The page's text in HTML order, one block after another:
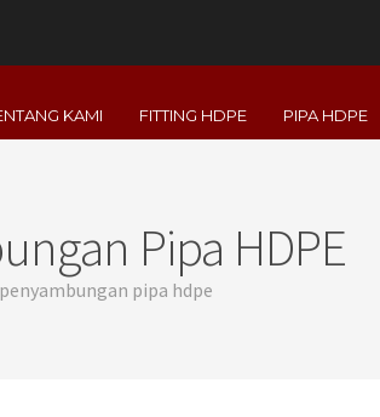
KAMI FITTING HDPE PIPA HDPE
Pipa HDPE
pipa hdpe